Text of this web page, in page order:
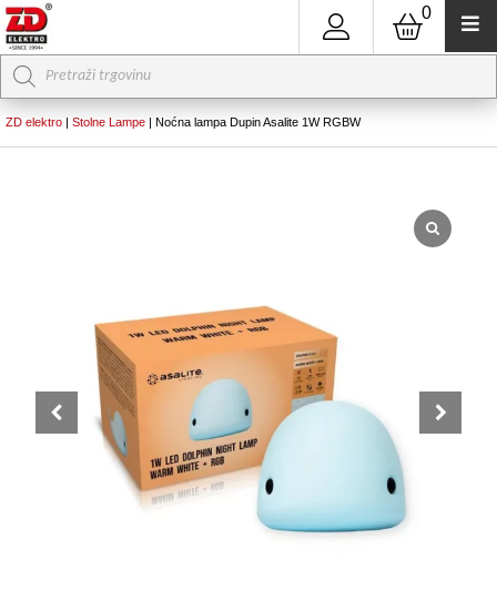
0
Products
search
ZD elektro | Stolne Lampe | Noćna lampa Dupin Asalite 1W RGBW